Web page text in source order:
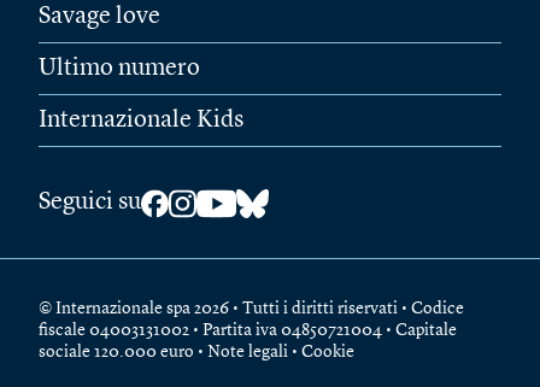
Savage love
Ultimo numero
Internazionale Kids
Seguici su
© Internazionale spa 2026 • Tutti i diritti riservati • Codice
fiscale 04003131002 • Partita iva 04850721004 • Capitale
sociale 120.000 euro • Note legali • Cookie